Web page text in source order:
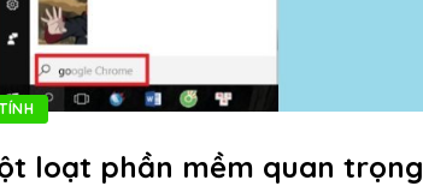
loạt phần mềm quan trọng